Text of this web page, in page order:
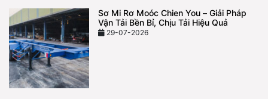
Sơ Mi Rơ Moóc Chien You – Giải Pháp
Vận Tải Bền Bỉ, Chịu Tải Hiệu Quả
29-07-2026